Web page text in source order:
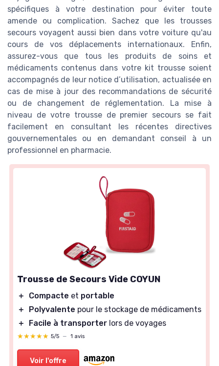
spécifiques à votre destination pour éviter toute
amende ou complication. Sachez que les trousses
secours voyagent aussi bien dans votre voiture qu'au
cours de vos déplacements internationaux. Enfin,
assurez-vous que tous les produits de soins et
médicaments contenus dans votre kit trousse soient
accompagnés de leur notice d’utilisation, actualisée en
cas de mise à jour des recommandations de sécurité
ou de changement de réglementation. La mise à
niveau de votre trousse de premier secours se fait
facilement en consultant les récentes directives
gouvernementales ou en demandant conseil à un
professionnel en pharmacie.
Trousse de Secours Vide COYUN
＋ Compacte et portable
＋
Polyvalente pour le stockage de médicaments
＋
Facile à transporter lors de voyages
★★★★★
★★★★★ 5/5 — 1 avis
Voir l'offre